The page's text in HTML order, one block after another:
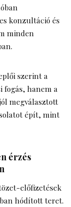
konzultáció és
minden
szerint a
hanem a
megválasztott
épít, mint
érzés
előfizetések
hódított teret.